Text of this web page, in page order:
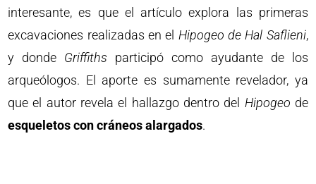
interesante, es que el artículo explora las primeras
excavaciones realizadas en el Hipogeo de Hal Saflieni,
y donde Griffiths participó como ayudante de los
arqueólogos. El aporte es sumamente revelador, ya
que el autor revela el hallazgo dentro del Hipogeo de
esqueletos con cráneos alargados.